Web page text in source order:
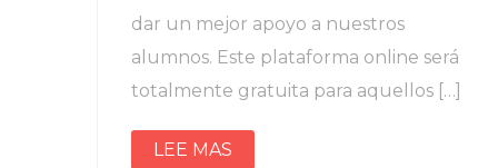
dar un mejor apoyo a nuestros
alumnos. Este plataforma online será
totalmente gratuita para aquellos […]
LEE MAS